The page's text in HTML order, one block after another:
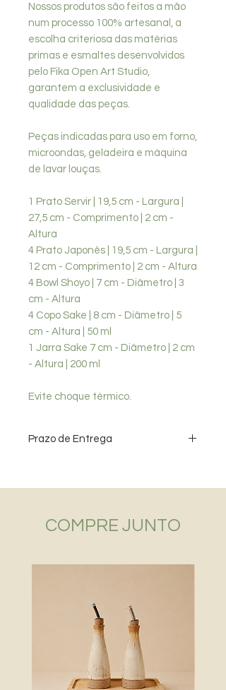
Nossos produtos são feitos a mão
num processo 100% artesanal, a
escolha criteriosa das matérias
primas e esmaltes desenvolvidos
pelo Fika Open Art Studio,
garantem a exclusividade e
qualidade das peças.
Peças indicadas para uso em forno,
microondas, geladeira e máquina
de lavar louças.
1 Prato Servir | 19,5 cm - Largura |
27,5 cm - Comprimento | 2 cm -
Altura
4 Prato Japonês | 19,5 cm - Largura |
12 cm - Comprimento | 2 cm - Altura
4 Bowl Shoyo | 7 cm - Diâmetro | 3
cm - Altura
4 Copo Sake | 8 cm - Diâmetro | 5
cm - Altura | 50 ml
1 Jarra Sake 7 cm - Diâmetro | 2 cm
- Altura | 200 ml
Evite choque térmico.
Prazo de Entrega
COMPRE JUNTO